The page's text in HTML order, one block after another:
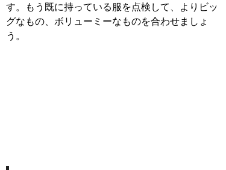
す。もう既に持っている服を点検して、よりビッ
グなもの、ボリューミーなものを合わせましょ
う。